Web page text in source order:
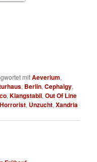
mitAeverium,
, Berlin,Cephalgy,
,Klangstabil,Out Of Line
, Unzucht,Xandria